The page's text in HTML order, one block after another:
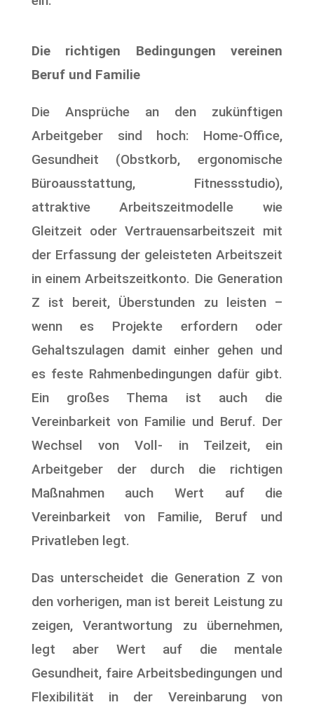
Die richtigen Bedingungen vereinen
Beruf und Familie
Die Ansprüche an den zukünftigen
Arbeitgeber sind hoch: Home-Office,
Gesundheit (Obstkorb, ergonomische
Büroausstattung, Fitnessstudio),
attraktive Arbeitszeitmodelle wie
Gleitzeit oder Vertrauensarbeitszeit mit
der Erfassung der geleisteten Arbeitszeit
in einem Arbeitszeitkonto. Die Generation
Z ist bereit, Überstunden zu leisten –
wenn es Projekte erfordern oder
Gehaltszulagen damit einher gehen und
es feste Rahmenbedingungen dafür gibt.
Ein großes Thema ist auch die
Vereinbarkeit von Familie und Beruf. Der
Wechsel von Voll- in Teilzeit, ein
Arbeitgeber der durch die richtigen
Maßnahmen auch Wert auf die
Vereinbarkeit von Familie, Beruf und
Privatleben legt.
Das unterscheidet die Generation Z von
den vorherigen, man ist bereit Leistung zu
zeigen, Verantwortung zu übernehmen,
legt aber Wert auf die mentale
Gesundheit, faire Arbeitsbedingungen und
Flexibilität in der Vereinbarung von